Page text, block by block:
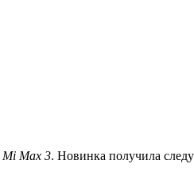
Mi Max 3. Новинка получила